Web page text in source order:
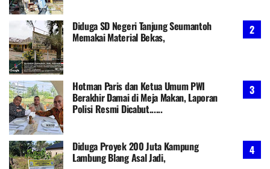
Diduga SD Negeri Tanjung Seumantoh
Memakai Material Bekas,
Hotman Paris dan Ketua Umum PWI
Berakhir Damai di Meja Makan, Laporan
Polisi Resmi Dicabut......
Diduga Proyek 200 Juta Kampung
Lambung Blang Asal Jadi,